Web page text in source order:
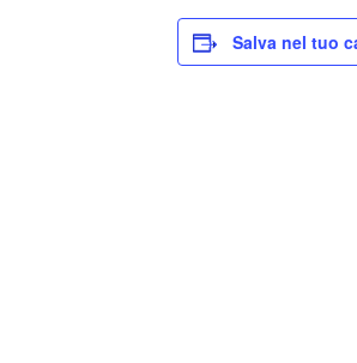
Salva nel tuo